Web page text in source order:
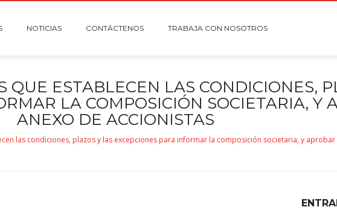
NOTICIAS CONTÁCTENOS TRABAJA CON NOSOTROS
QUE ESTABLECEN LAS CONDICIONES,
LA COMPOSICIÓN SOCIETARIA, Y
ANEXO DE ACCIONISTAS
las condiciones, plazos y las excepciones para informar la composición societaria, y